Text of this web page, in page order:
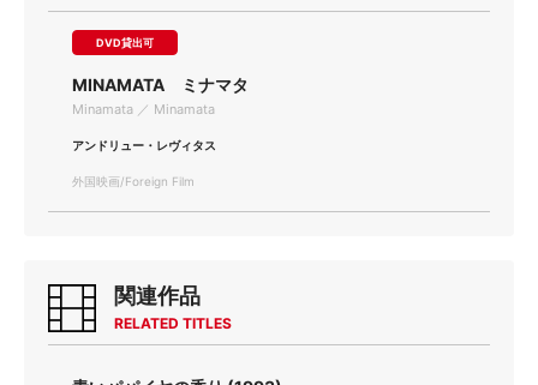
DVD貸出可
MINAMATA ミナマタ
Minamata ／ Minamata
アンドリュー・レヴィタス
外国映画/Foreign Film
関連作品
RELATED TITLES